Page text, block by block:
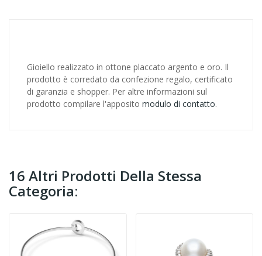
Gioiello realizzato in ottone placcato argento e oro. Il
prodotto è corredato da confezione regalo, certificato
di garanzia e shopper. Per altre informazioni sul
prodotto compilare l'apposito modulo di contatto.
16 Altri Prodotti Della Stessa
Categoria: